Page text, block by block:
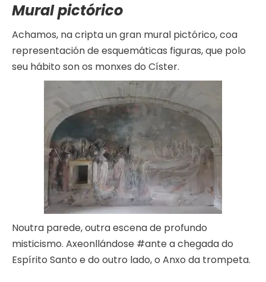
Mural pictórico
Achamos, na cripta un gran mural pictórico, coa
representación de esquemáticas figuras, que polo
seu hábito son os monxes do Císter.
Noutra parede, outra escena de profundo
misticismo. Axeonllándose #ante a chegada do
Espírito Santo e do outro lado, o Anxo da trompeta.